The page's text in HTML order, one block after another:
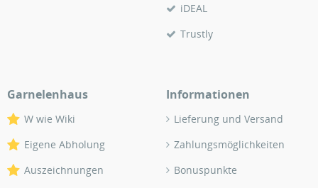
iDEAL
Trustly
Garnelenhaus
W wie Wiki
Eigene Abholung
Auszeichnungen
Informationen
Lieferung und Versand
Zahlungsmöglichkeiten
Bonuspunkte